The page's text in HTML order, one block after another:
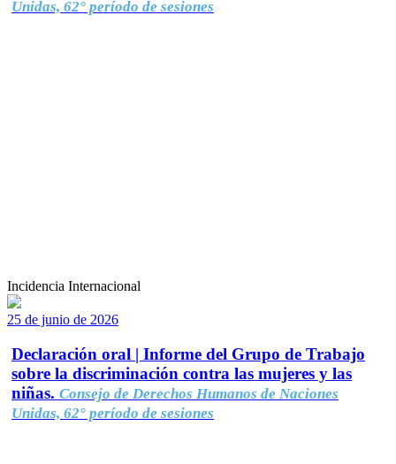
Unidas, 62° período de sesiones
Incidencia Internacional
25 de junio de 2026
Declaración oral | Informe del Grupo de Trabajo
sobre la discriminación contra las mujeres y las
niñas. Consejo de Derechos Humanos de Naciones
Unidas, 62° período de sesiones